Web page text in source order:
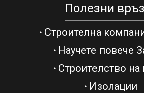
Полезни
Строителна
Научете повече
Строителство
Изолации